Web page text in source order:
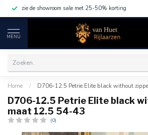
zie de showroom sale met 25-50% korting
MENU
Home / D706-12.5 Petrie Elite black without
D706-12.5 Petrie Elite black
maat 12.5 54-43
(0)